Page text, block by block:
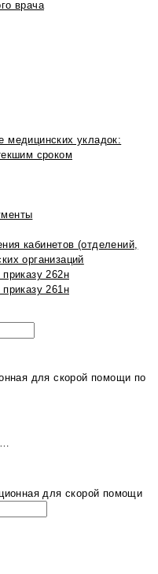
врача
медицинских укладок:
сроком
кабинетов (отделений,
организаций
262н
261н
для скорой помощи по
для скорой помощи